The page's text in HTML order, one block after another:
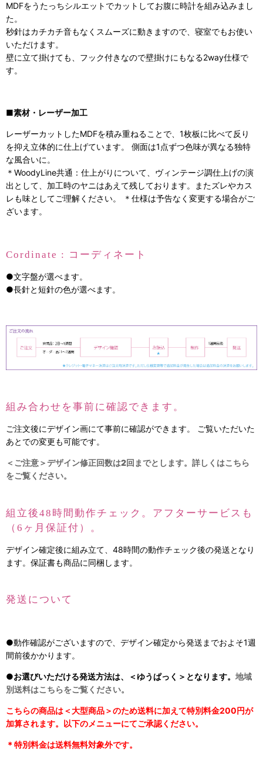
MDFをうたっちシルエットでカットしてお腹に時計を組み込みまし
た。
秒針はカチカチ音もなくスムーズに動きますので、寝室でもお使い
いただけます。
壁に立て掛けても、フック付きなので壁掛けにもなる2way仕様で
す。
■素材・レーザー加工
レーザーカットしたMDFを積み重ねることで、1枚板に比べて反り
を抑え立体的に仕上げています。 側面は1点ずつ色味が異なる独特
な風合いに。
＊WoodyLine共通：仕上がりについて、ヴィンテージ調仕上げの演
出として、加工時のヤニはあえて残しております。またズレやカス
レも味としてご理解ください。 ＊仕様は予告なく変更する場合がご
ざいます。
Cordinate : コーディネート
●文字盤が選べます。
●長針と短針の色が選べます。
組み合わせを事前に確認できます。
ご注文後にデザイン画にて事前に確認ができます。 ご覧いただいた
あとでの変更も可能です。
＜ご注意＞デザイン修正回数は2回までとします。詳しくはこちら
をご覧ください。
組立後48時間動作チェック。アフターサービスも
（6ヶ月保証付）。
デザイン確定後に組み立て、48時間の動作チェック後の発送となり
ます。保証書も商品に同梱します。
発送について
●動作確認がございますので、デザイン確定から発送までおよそ1週
間前後かかります。
●お選びいただける発送方法は、＜ゆうぱっく＞となります。 地域
別送料はこちらをご覧ください。
こちらの商品は＜大型商品＞のため送料に加えて特別料金200円が
加算されます。 以下のメニューにてご承認ください。
＊特別料金は送料無料対象外です。